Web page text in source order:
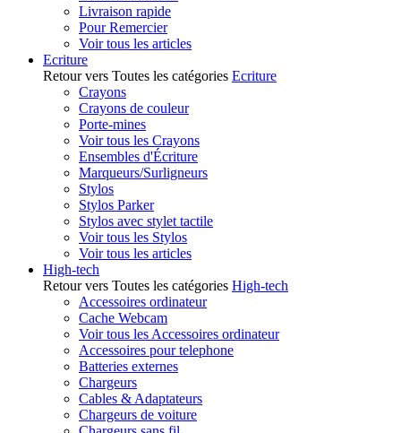
Livraison rapide
Pour Remercier
Voir tous les articles
Ecriture
Retour vers Toutes les catégories Ecriture
Crayons
Crayons de couleur
Porte-mines
Voir tous les Crayons
Ensembles d'Écriture
Marqueurs/Surligneurs
Stylos
Stylos Parker
Stylos avec stylet tactile
Voir tous les Stylos
Voir tous les articles
High-tech
Retour vers Toutes les catégories High-tech
Accessoires ordinateur
Cache Webcam
Voir tous les Accessoires ordinateur
Accessoires pour telephone
Batteries externes
Chargeurs
Cables & Adaptateurs
Chargeurs de voiture